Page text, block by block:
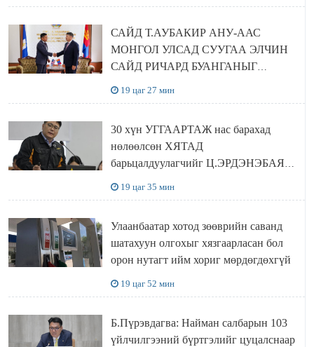
САЙД Т.АУБАКИР АНУ-ААС
МОНГОЛ УЛСАД СУУГАА ЭЛЧИН
САЙД РИЧАРД БУАНГАНЫГ
19 цаг 27 мин
30 хүн УГГААРТАЖ нас барахад
нөлөөлсөн ХЯТАД
барьцалдуулагчийг Ц.ЭРДЭНЭБАЯР
19 цаг 35 мин
Улаанбаатар хотод зөөврийн саванд
шатахуун олгохыг хязгаарласан бол
орон нутагт ийм хориг мөрдөгдөхгүй
19 цаг 52 мин
Б.Пүрэвдагва: Найман салбарын 103
үйлчилгээний бүртгэлийг цуцалснаар